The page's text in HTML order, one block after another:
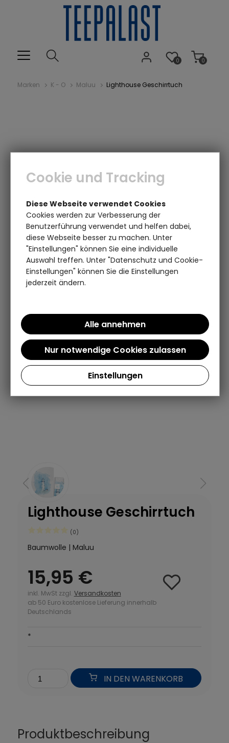
0
0
Marken K - O Maluu Lighthouse Geschirrtuch
Lighthouse Geschirrtuch
(0)
Baumwolle | Maluu
15,95 €
inkl. MwSt zzgl. Versandkosten
ab 50 Euro kostenlose Lieferung innerhalb
Deutschlands
*
IN DEN WARENKORB
Produktbeschreibung
Cookie und Tracking
Diese Webseite verwendet Cookies
Cookies werden zur Verbesserung der
Benutzerführung verwendet und helfen dabei,
diese Webseite besser zu machen. Unter
"Einstellungen" können Sie eine individuelle
Auswahl treffen. Unter "Datenschutz und Cookie-
Einstellungen" können Sie die Einstellungen
jederzeit ändern.
Einstellungen